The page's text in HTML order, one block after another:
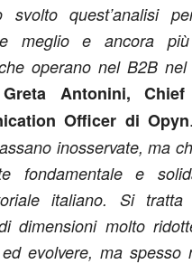
svolto quest’analisi
meglio e ancora
operano nel B2B
Greta Antonini,
Officer di Opyn
inosservate, ma
fondamentale e
italiano. Si
dimensioni molto
evolvere, ma spesso